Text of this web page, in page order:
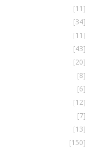
[11]
[34]
[11]
[43]
[20]
[8]
[6]
[12]
[7]
[13]
[150]